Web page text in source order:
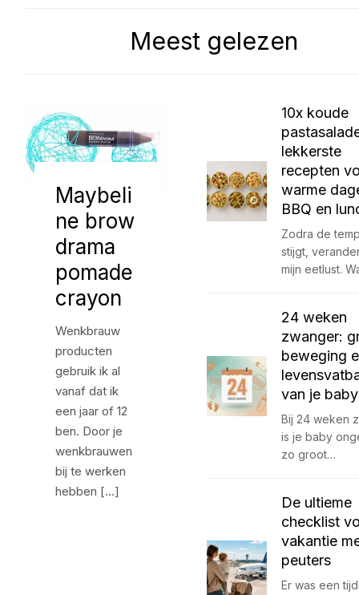
Meest gelezen
Maybeli
ne brow
drama
pomade
crayon
Wenkbrauw
producten
gebruik ik al
vanaf dat ik
een jaar of 12
ben. Door je
wenkbrauwen
bij te werken
hebben […]
10x koude
lekkerste
recepten
warme
BBQ en
Zodra de
stijgt,
mijn eetlust.
24 weken
zwanger:
beweging
van je baby
Bij 24 weken
is je baby
zo groot…
De ultieme
checklist
vakantie
peuters
Er was een